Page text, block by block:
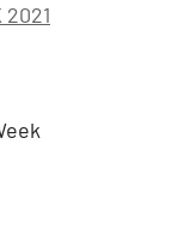
2021